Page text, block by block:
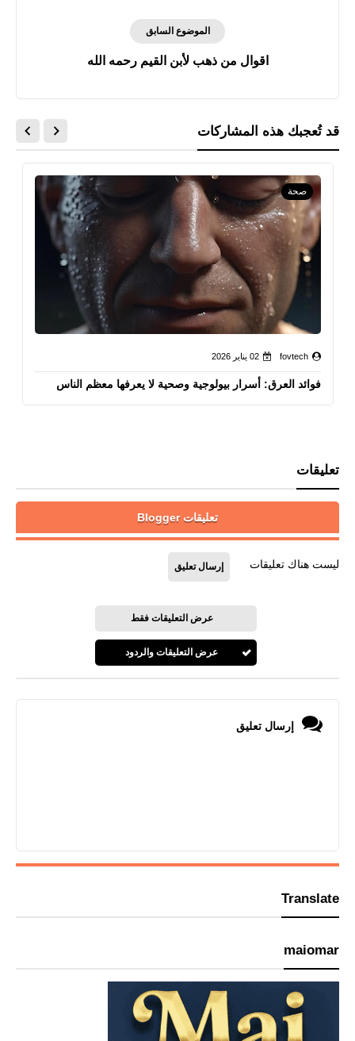
الموضوع السابق
اقوال من ذهب لأبن القيم رحمه الله
قد تُعجبك هذه المشاركات
صحة
fovtech 02 يناير 2026
فوائد العرق: أسرار بيولوجية وصحية لا يعرفها معظم الناس
تعليقات
تعليقات Blogger
ليست هناك تعليقات إرسال تعليق
عرض التعليقات فقط
عرض التعليقات والردود
إرسال تعليق
Translate
maiomar